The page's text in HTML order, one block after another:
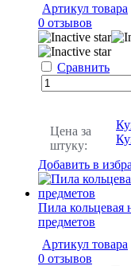
Артикул товара
0 отзывов
Сравнить
Цена за
штуку:
Добавить в
Пила кольцевая
предметов
Артикул товара
0 отзывов